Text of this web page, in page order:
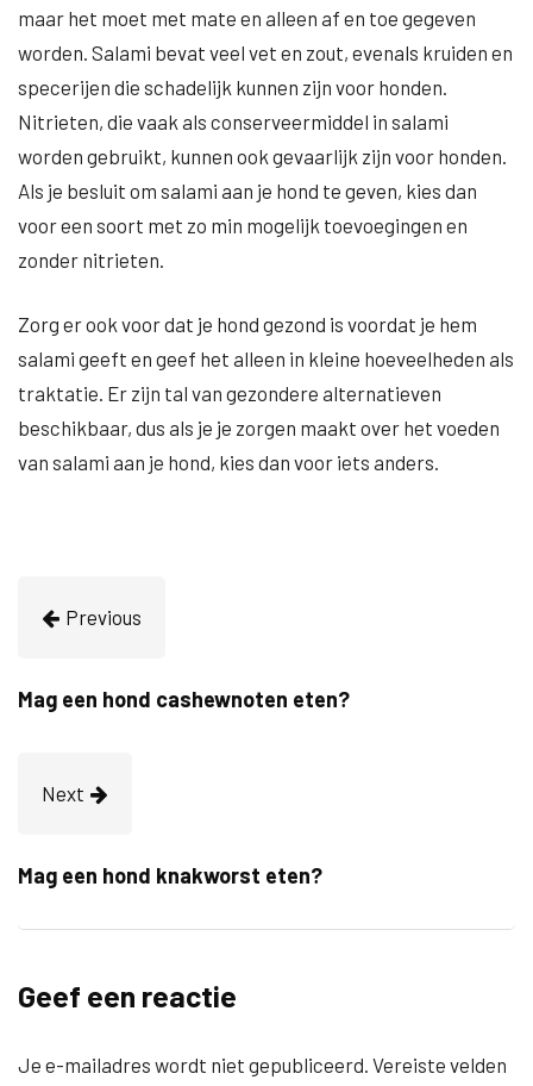
maar het moet met mate en alleen af en toe gegeven
worden. Salami bevat veel vet en zout, evenals kruiden en
specerijen die schadelijk kunnen zijn voor honden.
Nitrieten, die vaak als conserveermiddel in salami
worden gebruikt, kunnen ook gevaarlijk zijn voor honden.
Als je besluit om salami aan je hond te geven, kies dan
voor een soort met zo min mogelijk toevoegingen en
zonder nitrieten.
Zorg er ook voor dat je hond gezond is voordat je hem
salami geeft en geef het alleen in kleine hoeveelheden als
traktatie. Er zijn tal van gezondere alternatieven
beschikbaar, dus als je je zorgen maakt over het voeden
van salami aan je hond, kies dan voor iets anders.
Previous
Mag een hond cashewnoten eten?
Next
Mag een hond knakworst eten?
Geef een reactie
Je e-mailadres wordt niet gepubliceerd. Vereiste velden